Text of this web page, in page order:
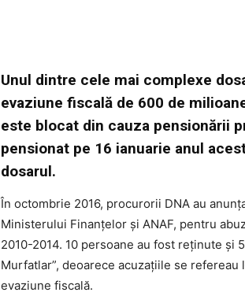
Unul dintre cele mai complexe
evaziune fiscală de 600 de
este blocat din cauza pensionării
pensionat pe 16 ianuarie anul
dosarul.
În octombrie 2016, procurorii DNA au
Ministerului Finanțelor și ANAF, pentru
2010-2014. 10 persoane au fost reținute și
Murfatlar”, deoarece acuzațiile se
evaziune fiscală.